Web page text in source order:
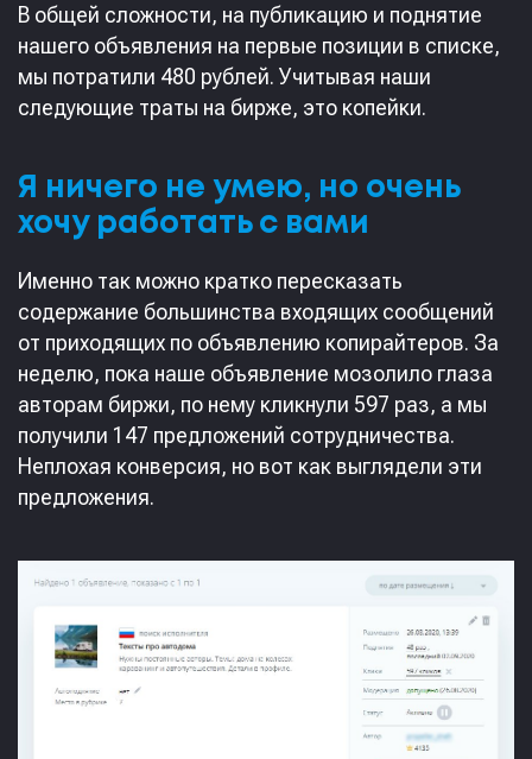
В общей сложности, на публикацию и поднятие
нашего объявления на первые позиции в списке,
мы потратили 480 рублей. Учитывая наши
следующие траты на бирже, это копейки.
Я ничего не умею, но очень
хочу работать с вами
Именно так можно кратко пересказать
содержание большинства входящих сообщений
от приходящих по объявлению копирайтеров. За
неделю, пока наше объявление мозолило глаза
авторам биржи, по нему кликнули 597 раз, а мы
получили 147 предложений сотрудничества.
Неплохая конверсия, но вот как выглядели эти
предложения.